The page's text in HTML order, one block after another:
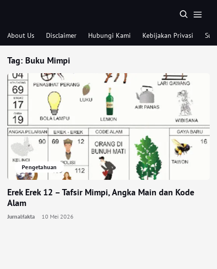
About Us Disclaimer Hubungi Kami Kebijakan Privasi
Tag: Buku Mimpi
Pengetahuan
Erek Erek 12 – Tafsir Mimpi, Angka Main dan Kode
Alam
Jurnalfakta 10 Mei 2026